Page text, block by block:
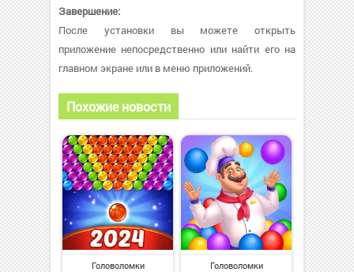
Завершение:
После установки вы можете открыть
приложение непосредственно или найти его на
главном экране или в меню приложений.
Похожие новости
Головоломки Головоломки